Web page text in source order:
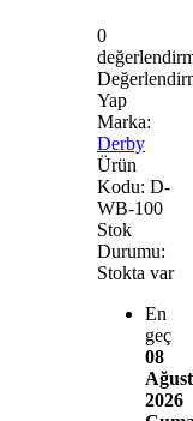
0
Yap
Marka:
Derby
Ürün
Kodu: D-
WB-100
Stok
Durumu:
Stokta var
En
geç
08
2026